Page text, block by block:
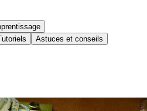
Astuces et conseils